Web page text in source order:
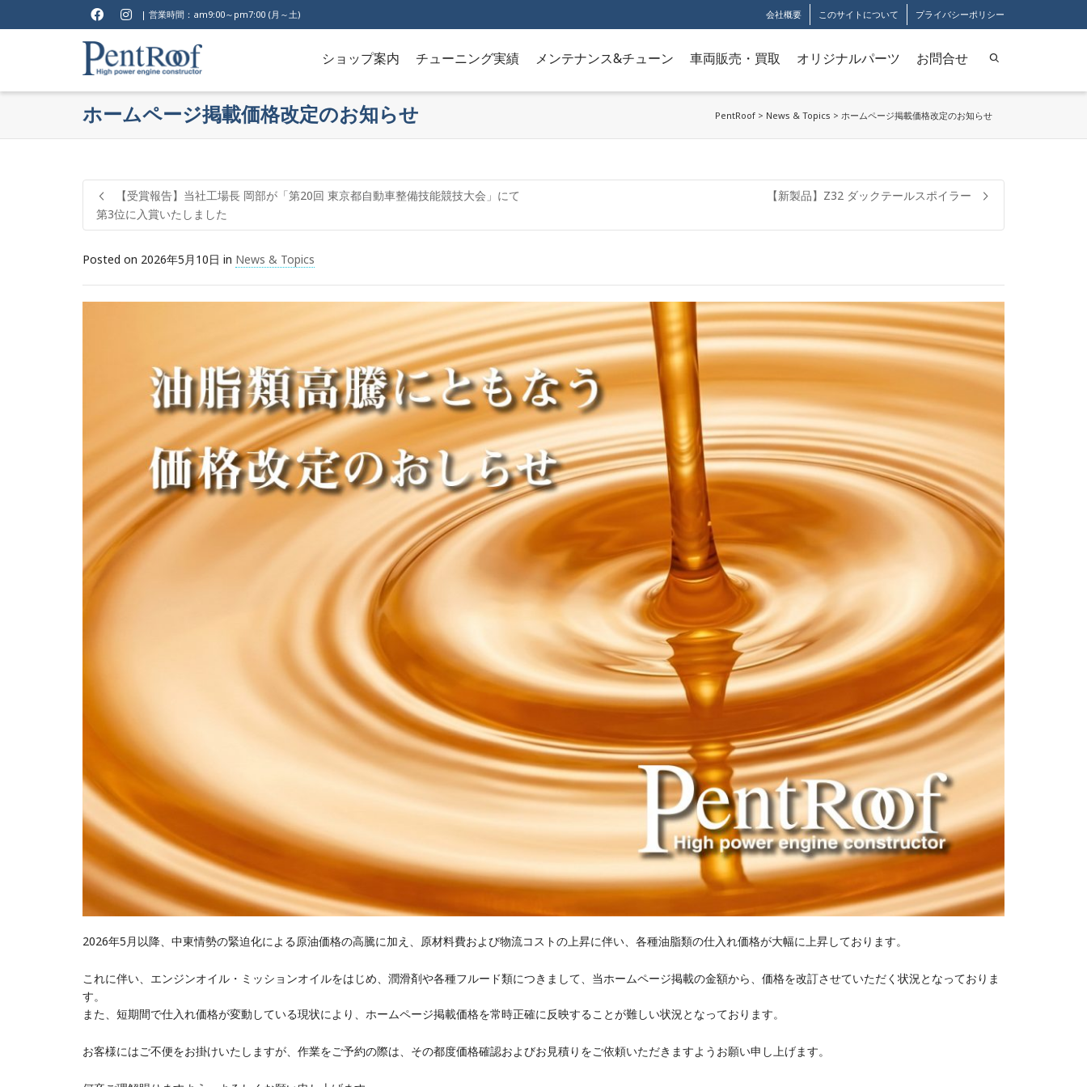
| 営業時間：am9:00～pm7:00 (月～土) 会社概要 このサイトについて プライバシーポリシー
ショップ案内 チューニング実績 メンテナンス&チューン 車両販売・買取 オリジナルパーツ お問合せ
ホームページ掲載価格改定のお知らせ PentRoof > News & Topics > ホームページ掲載価格改定のお知らせ
【受賞報告】当社工場長 岡部が「第20回 東京都自動車整備技能競技大会」にて
第3位に入賞いたしました
【新製品】Z32 ダックテールスポイラー
Posted on 2026年5月10日 in News & Topics
2026年5月以降、中東情勢の緊迫化による原油価格の高騰に加え、原材料費および物流コストの上昇に伴い、各種油脂類の仕入れ価格が大幅に上昇しております。
これに伴い、エンジンオイル・ミッションオイルをはじめ、潤滑剤や各種フルード類につきまして、当ホームページ掲載の金額から、価格を改訂させていただく状況となっておりま
す。
また、短期間で仕入れ価格が変動している現状により、ホームページ掲載価格を常時正確に反映することが難しい状況となっております。
お客様にはご不便をお掛けいたしますが、作業をご予約の際は、その都度価格確認およびお見積りをご依頼いただきますようお願い申し上げます。